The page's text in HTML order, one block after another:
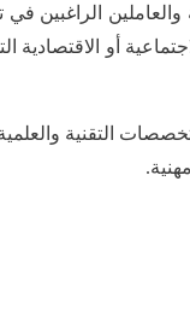
الراغبين
أو الاقتصادية
التقنية